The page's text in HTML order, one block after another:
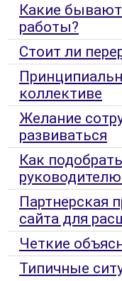
Какие
работы?
Стоит ли
коллективе
Желание
развиваться
Как
Партнерская
сайта для
Четкие
Типичные